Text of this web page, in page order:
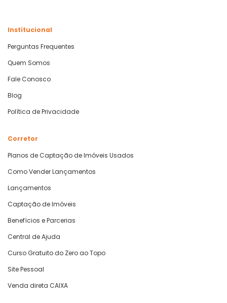
Institucional
Perguntas Frequentes
Quem Somos
Fale Conosco
Blog
Política de Privacidade
Corretor
Planos de Captação de Imóveis Usados
Como Vender Lançamentos
Lançamentos
Captação de Imóveis
Benefícios e Parcerias
Central de Ajuda
Curso Gratuito do Zero ao Topo
Site Pessoal
Venda direta CAIXA